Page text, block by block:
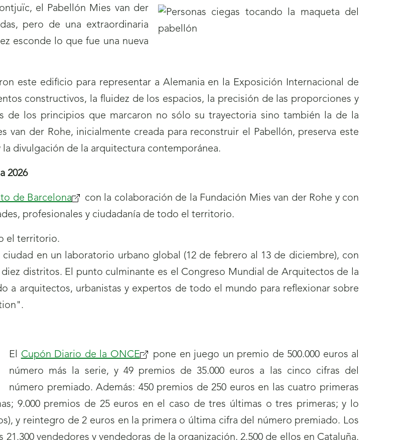
el Pabellón Mies van der
pero de una extraordinaria
esconde lo que fue una nueva
este edificio para representar a Alemania en la Exposición Internacional de
constructivos, la fluidez de los espacios, la precisión de las proporciones y
de los principios que marcaron no sólo su trayectoria sino también la de la
van der Rohe, inicialmente creada para reconstruir el Pabellón, preserva este
divulgación de la arquitectura contemporánea.
2026
de Barcelona
con la colaboración de la Fundación Mies van der Rohe y con
profesionales y ciudadanía de todo el territorio.
el territorio.
en un laboratorio urbano global (12 de febrero al 13 de diciembre), con
distritos. El punto culminante es el Congreso Mundial de Arquitectos de la
a arquitectos, urbanistas y expertos de todo el mundo para reflexionar sobre
El Cupón Diario de la ONCE
pone en juego un premio de 500.000 euros al
número más la serie, y 49 premios de 35.000 euros a las cinco cifras del
número premiado. Además: 450 premios de 250 euros en las cuatro primeras
9.000 premios de 25 euros en el caso de tres últimas o tres primeras; y lo
y reintegro de 2 euros en la primera o última cifra del número premiado. Los
vendedores y vendedoras de la organización, 2.500 de ellos en Cataluña.